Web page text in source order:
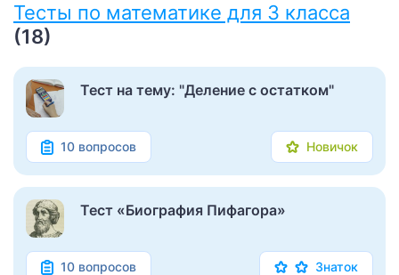
Тесты по математике для 3 класса
(18)
Тест на тему: "Деление с остатком"
10 вопросов Новичок
Тест «Биография Пифагора»
10 вопросов Знаток